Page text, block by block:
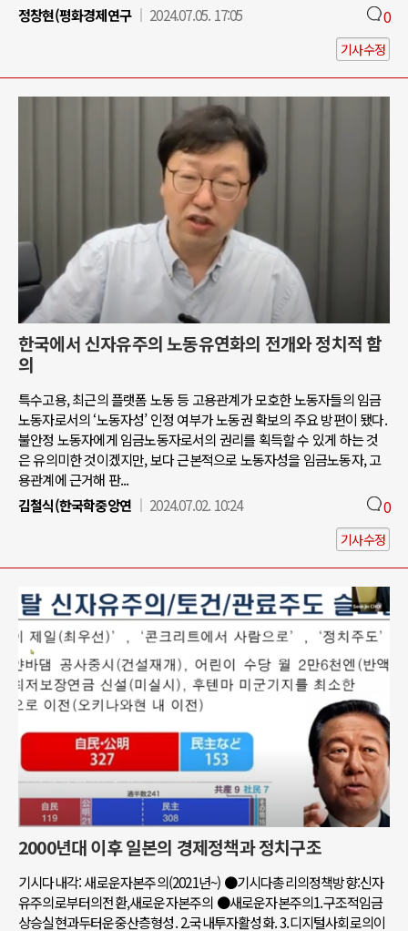
정창현(평화경제연구
2024.07.05. 17:05 0
기사수정
한국에서 신자유주의 노동유연화의 전개와 정치적 함
의
특수고용, 최근의 플랫폼 노동 등 고용관계가 모호한 노동자들의 임금
노동자로서의 ‘노동자성’ 인정 여부가 노동권 확보의 주요 방편이 됐다.
불안정 노동자에게 임금노동자로서의 권리를 획득할 수 있게 하는 것
은 유의미한 것이겠지만, 보다 근본적으로 노동자성을 임금노동자, 고
용관계에 근거해 판...
김철식(한국학중앙연
2024.07.02. 10:24 0
기사수정
2000년대 이후 일본의 경제정책과 정치구조
기시다내각: 새로운자본주의(2021년~) ●기시다총리의정책방향:신자
유주의로부터의전환,새로운자본주의 ●새로운자본주의1.구조적임금
상승실현과두터운중산층형성. 2.국내투자활성화. 3.디지털사회로의이